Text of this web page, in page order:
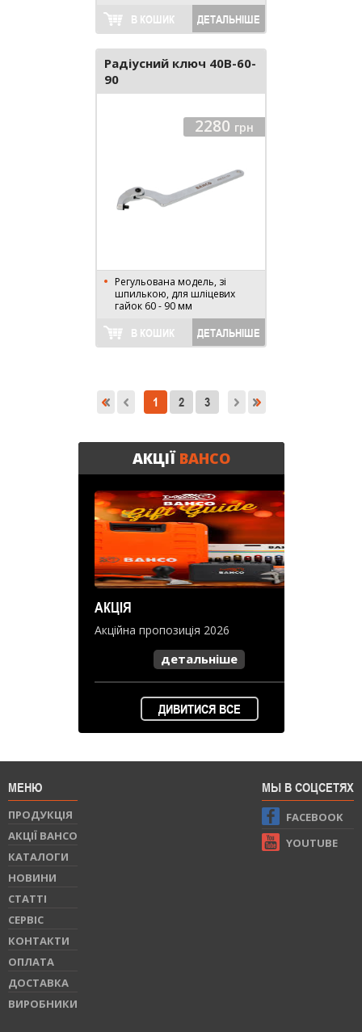
В КОШИК ДЕТАЛЬНІШЕ
Радіусний ключ 40B-60-
90
2280 грн
Регульована модель, зі
шпилькою, для шліцевих
гайок 60 - 90 мм
В КОШИК ДЕТАЛЬНІШЕ
1 2 3
АКЦІЇBAHCO
АКЦІЯ
Акційна пропозиція 2026
детальніше
ДИВИТИСЯ ВСЕ
МЕНЮ
ПРОДУКЦIЯ
АКЦІЇ BAHCO
КАТАЛОГИ
НОВИНИ
СТАТТI
СЕРВIС
КОНТАКТИ
ОПЛАТА
ДОСТАВКА
ВИРОБНИКИ
МЫ В СОЦСЕТЯХ
FACEBOOK
YOUTUBE